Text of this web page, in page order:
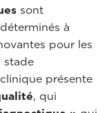
sont
à
pour les
stade
présente
, qui